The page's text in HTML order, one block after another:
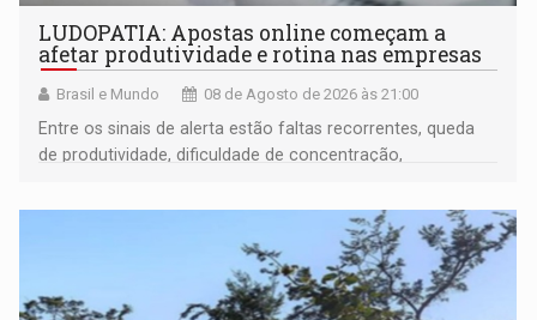
LUDOPATIA: Apostas online começam a
afetar produtividade e rotina nas empresas
Brasil e Mundo 08 de Agosto de 2026 às 21:00
Entre os sinais de alerta estão faltas recorrentes, queda
de produtividade, dificuldade de concentração,